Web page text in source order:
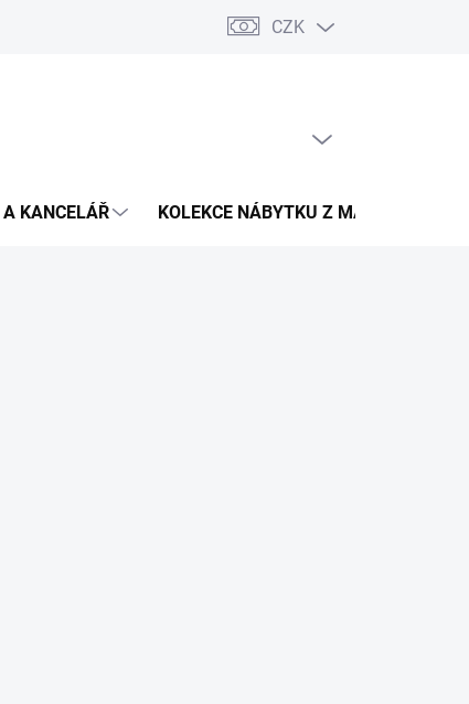
Podmínky ochrany osobních údajů Pojištění zásilky
CZK
KANCELÁŘ KOLEKCE NÁBYTKU Z MASIVU